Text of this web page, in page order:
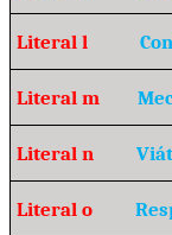
Literal l
Literal m
Literal n
Literal o